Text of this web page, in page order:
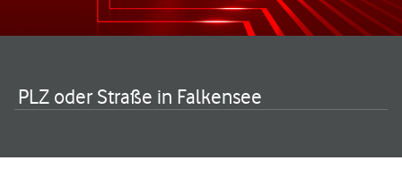
PLZ oder Straße in Falkensee